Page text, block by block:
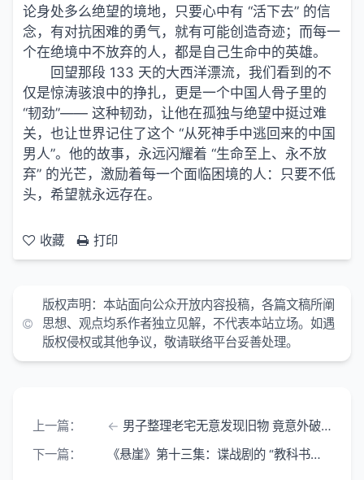
论身处多么绝望的境地，只要心中有 “活下去” 的信
念，有对抗困难的勇气，就有可能创造奇迹；而每一
个在绝境中不放弃的人，都是自己生命中的英雄。
回望那段 133 天的大西洋漂流，我们看到的不
仅是惊涛骇浪中的挣扎，更是一个中国人骨子里的
“韧劲”—— 这种韧劲，让他在孤独与绝望中挺过难
关，也让世界记住了这个 “从死神手中逃回来的中国
男人”。他的故事，永远闪耀着 “生命至上、永不放
弃” 的光芒，激励着每一个面临困境的人：只要不低
头，希望就永远存在。
收藏 打印
版权声明：本站面向公众开放内容投稿，各篇文稿所阐
思想、观点均系作者独立见解，不代表本站立场。如遇
版权侵权或其他争议，敬请联络平台妥善处理。
上一篇：
男子整理老宅无意发现旧物 竟意外破获尘封 20 年的悬案
下一篇：
《悬崖》第十三集：谍战剧的 “教科书级” 冲突 一个片段勾连起生死博弈